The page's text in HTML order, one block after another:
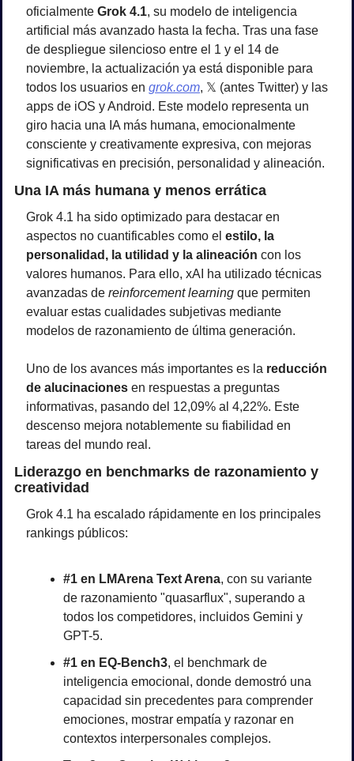
oficialmente Grok 4.1, su modelo de inteligencia
artificial más avanzado hasta la fecha. Tras una fase
de despliegue silencioso entre el 1 y el 14 de
noviembre, la actualización ya está disponible para
todos los usuarios en grok.com, 𝕏 (antes Twitter) y las
apps de iOS y Android. Este modelo representa un
giro hacia una IA más humana, emocionalmente
consciente y creativamente expresiva, con mejoras
significativas en precisión, personalidad y alineación.
Una IA más humana y menos errática
Grok 4.1 ha sido optimizado para destacar en
aspectos no cuantificables como el estilo, la
personalidad, la utilidad y la alineación con los
valores humanos. Para ello, xAI ha utilizado técnicas
avanzadas de reinforcement learning que permiten
evaluar estas cualidades subjetivas mediante
modelos de razonamiento de última generación.
Uno de los avances más importantes es la reducción
de alucinaciones en respuestas a preguntas
informativas, pasando del 12,09% al 4,22%. Este
descenso mejora notablemente su fiabilidad en
tareas del mundo real.
Liderazgo en benchmarks de razonamiento y
creatividad
Grok 4.1 ha escalado rápidamente en los principales
rankings públicos:
#1 en LMArena Text Arena, con su variante
de razonamiento "quasarflux", superando a
todos los competidores, incluidos Gemini y
GPT-5.
#1 en EQ-Bench3, el benchmark de
inteligencia emocional, donde demostró una
capacidad sin precedentes para comprender
emociones, mostrar empatía y razonar en
contextos interpersonales complejos.